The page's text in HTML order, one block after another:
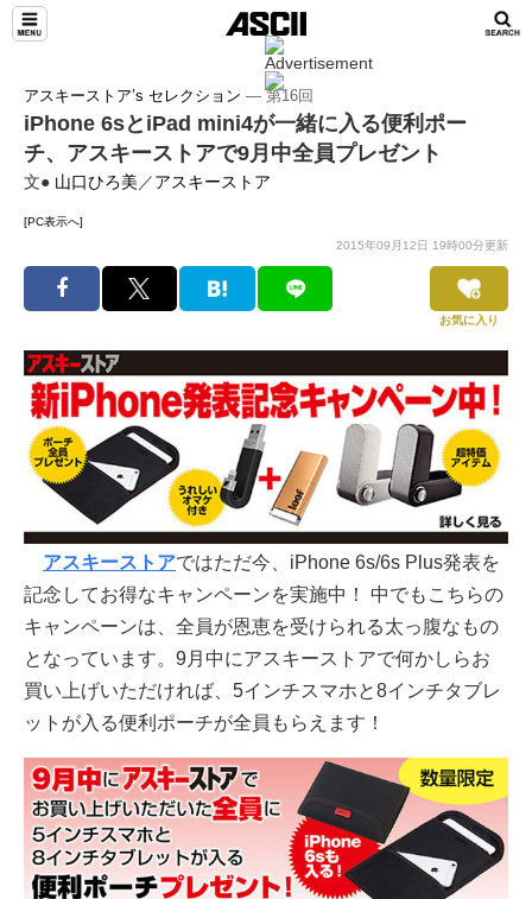
アスキーストア’s セレクション ― 第16回
iPhone 6sとiPad mini4が一緒に入る便利ポー
チ、アスキーストアで9月中全員プレゼント
文● 山口ひろ美 ／アスキーストア
[PC表示へ]
2015年09月12日 19時00分更新
お気に入り
アスキーストアではただ今、iPhone 6s/6s Plus発表を
記念してお得なキャンペーンを実施中！ 中でもこちらの
キャンペーンは、全員が恩恵を受けられる太っ腹なもの
となっています。9月中にアスキーストアで何かしらお
買い上げいただければ、5インチスマホと8インチタブレ
ットが入る便利ポーチが全員もらえます！